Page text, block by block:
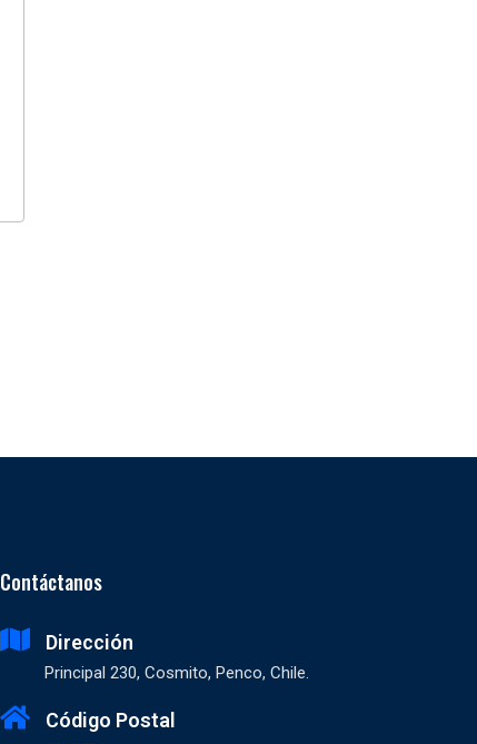
Contáctanos
Dirección
Principal 230, Cosmito, Penco, Chile.
Código Postal